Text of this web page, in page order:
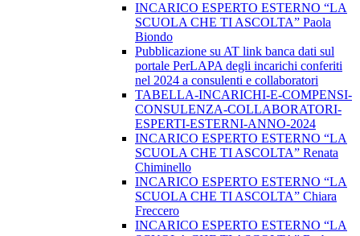
INCARICO ESPERTO ESTERNO “LA
SCUOLA CHE TI ASCOLTA” Paola
Biondo
Pubblicazione su AT link banca dati sul
portale PerLAPA degli incarichi conferiti
nel 2024 a consulenti e collaboratori
TABELLA-INCARICHI-E-COMPENSI-
CONSULENZA-COLLABORATORI-
ESPERTI-ESTERNI-ANNO-2024
INCARICO ESPERTO ESTERNO “LA
SCUOLA CHE TI ASCOLTA” Renata
Chiminello
INCARICO ESPERTO ESTERNO “LA
SCUOLA CHE TI ASCOLTA” Chiara
Freccero
INCARICO ESPERTO ESTERNO “LA